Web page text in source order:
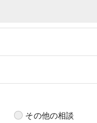
その他の相談